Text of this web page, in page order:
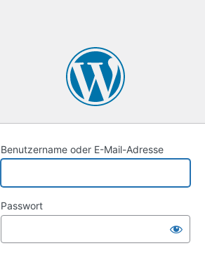
Benutzername oder E-Mail-Adresse
Passwort